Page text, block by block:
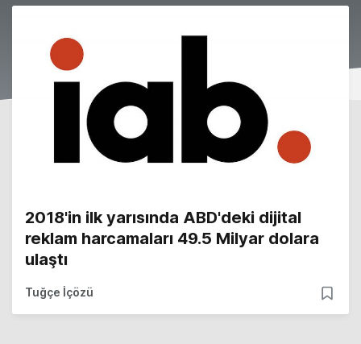
2018'in ilk yarısında ABD'deki dijital
reklam harcamaları 49.5 Milyar dolara
ulaştı
Tuğçe İçözü